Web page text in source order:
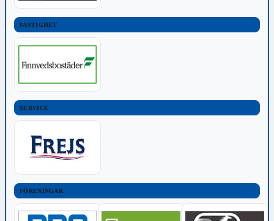
FASTIGHET
SERVICE
FÖRENINGAR